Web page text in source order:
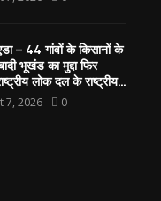
– 44 गांवों के किसानों के
भूखंड का मुद्दा फिर
लोक दल के राष्ट्रीय...
7, 2026 0